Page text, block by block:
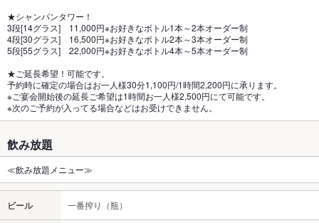
★シャンパンタワー！
3段[14グラス] 11,000円※お好きなボトル1本～2本オーダー制
4段[30グラス] 16,500円※お好きなボトル2本～3本オーダー制
5段[55グラス] 22,000円※お好きなボトル4本～5本オーダー制
★ご延長希望！可能です。
予約時に確定の場合はお一人様30分1,100円/1時間2,200円に承ります。
※ご宴会開始後の延長ご希望は1時間お一人様2,500円にて可能です。
※次のご予約が入ってる場合などはお受けできません。
飲み放題
≪飲み放題メニュー≫
ビール 一番搾り（瓶）